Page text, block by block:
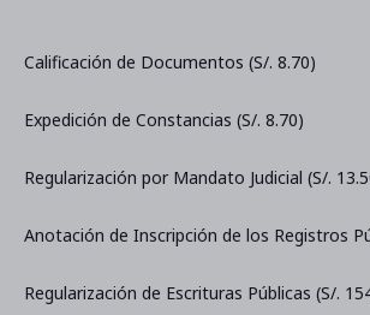
Calificación de Documentos (S/. 8.70)
Expedición de Constancias (S/. 8.70)
Regularización por Mandato Judicial (S/.
Anotación de Inscripción de los Registros
Regularización de Escrituras Públicas (S/.